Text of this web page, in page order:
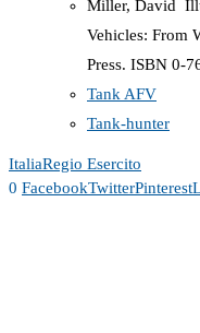
Miller, David
Vehicles: From
Press. ISBN 0-
Tank AFV
Tank-hunter
ItaliaRegio Esercito
0 FacebookTwitterPinterest